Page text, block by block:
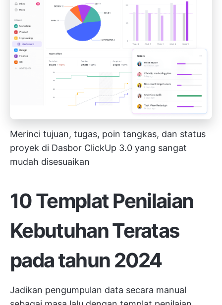
Merinci tujuan, tugas, poin tangkas, dan status
proyek di Dasbor ClickUp 3.0 yang sangat
mudah disesuaikan
10 Templat Penilaian
Kebutuhan Teratas
pada tahun 2024
Jadikan pengumpulan data secara manual